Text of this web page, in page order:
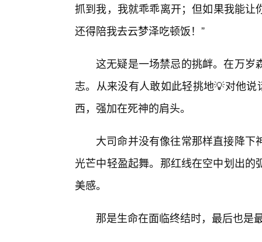
抓到我，我就乖乖离开；但如果我能
还得陪我去云梦泽吃顿饭！”
这无疑是一场禁忌的挑衅。在万岁
志。从来没有人敢如此轻挑地💡对他
西，强加在死神的肩头。
大司命并没有像往常那样直接降
光芒中轻盈起舞。那红线在空中划出
美感。
那是生命在面临终结时，最后也是